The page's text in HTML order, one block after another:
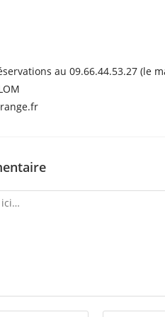
au 09.66.44.53.27 (le